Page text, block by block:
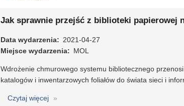
kwarantanny
Jak sprawnie przejść z biblioteki papierowej
Data wydarzenia
2021-04-27
Miejsce wydarzenia
MOL
Wdrożenie chmurowego systemu bibliotecznego
katalogów i inwentarzowych foliałów do świata sieci i
Czytaj więcej
o